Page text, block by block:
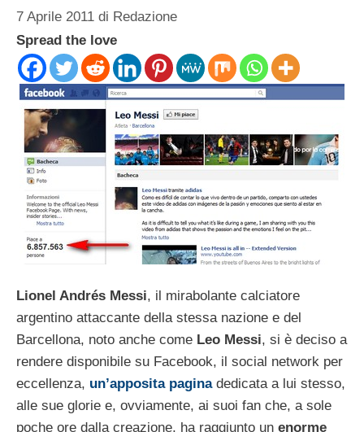
7 Aprile 2011 di Redazione
Spread the love
Lionel Andrés Messi, il mirabolante calciatore
argentino attaccante della stessa nazione e del
Barcellona, noto anche come Leo Messi, si è deciso a
rendere disponibile su Facebook, il social network per
eccellenza, un’apposita paginadedicata a lui stesso,
alle sue glorie e, ovviamente, ai suoi fan che, a sole
poche ore dalla creazione, ha raggiunto un enorme